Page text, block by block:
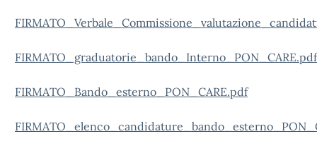
FIRMATO_graduatorie_bando_Interno_PON_CARE.pdf
FIRMATO_Bando_esterno_PON_CARE.pdf